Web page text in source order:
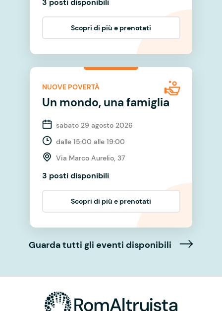
Scopri di più e prenotati
NUOVE POVERTÀ
Un mondo, una famiglia
sabato 29 agosto 2026
dalle 15:00 alle 19:00
Via Marco Aurelio, 37
3 posti disponibili
Scopri di più e prenotati
Guarda tutti gli eventi disponibili